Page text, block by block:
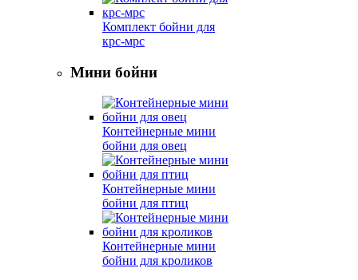
Комплект бойни для
крс-мрс
Мини бойни
Контейнерные мини
бойни для овец
Контейнерные мини
бойни для птиц
Контейнерные мини
бойни для кроликов